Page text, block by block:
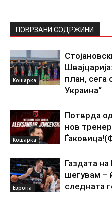
ПОВРЗАНИ СОДРЖИНИ
Кошарка
план, сега
Украина“
Кошарка
Потврда
нов
Европа
Газдата
шегувам –
следната